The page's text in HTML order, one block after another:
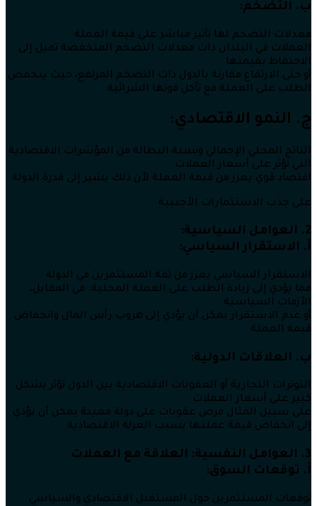
ب. التضخم:
معدلات التضخم لها تأثير مباشر على قيمة العملة
العملات في البلدان ذات معدلات التضخم المنخفضة تميل إلى
الاحتفاظ بقيمتها
أو حتى الارتفاع مقارنة بالدول ذات التضخم المرتفع، حيث ينخفض
الطلب على العملة مع تآكل قوتها الشرائية
ج. النمو الاقتصادي:
الناتج المحلي الإجمالي ونسبة البطالة من المؤشرات الاقتصادية
التي تؤثر على أسعار العملات
اقتصاد قوي يعزز من قيمة العملة لأن ذلك يشير إلى قدرة الدولة
على جذب الاستثمارات الأجنبية
2. العوامل السياسية:
أ. الاستقرار السياسي:
الاستقرار السياسي يعزز من ثقة المستثمرين في الدولة
مما يؤدي إلى زيادة الطلب على العملة المحلية. في المقابل،
الأزمات السياسية
أو عدم الاستقرار يمكن أن يؤدي إلى هروب رأس المال وانخفاض
قيمة العملة
ب. العلاقات الدولية:
التوترات التجارية أو العقوبات الاقتصادية بين الدول تؤثر بشكل
كبير على أسعار العملات
على سبيل المثال فرض عقوبات على دولة معينة يمكن أن يؤدي
إلى انخفاض قيمة عملتها بسبب العزلة الاقتصادية
3. العوامل النفسية: العلاقة مع العملات
أ. توقعات السوق:
توقعات المستثمرين حول المستقبل الاقتصادي والسياسي